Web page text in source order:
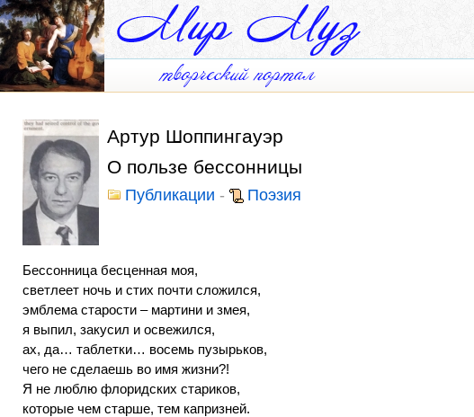
Артур Шоппингауэр
О пользе бессонницы
Публикации - Поэзия
Бессонница бесценная моя,
светлеет ночь и стих почти сложился,
эмблема старости – мартини и змея,
я выпил, закусил и освежился,
ах, да… таблетки… восемь пузырьков,
чего не сделаешь во имя жизни?!
Я не люблю флоридских стариков,
которые чем старше, тем капризней.